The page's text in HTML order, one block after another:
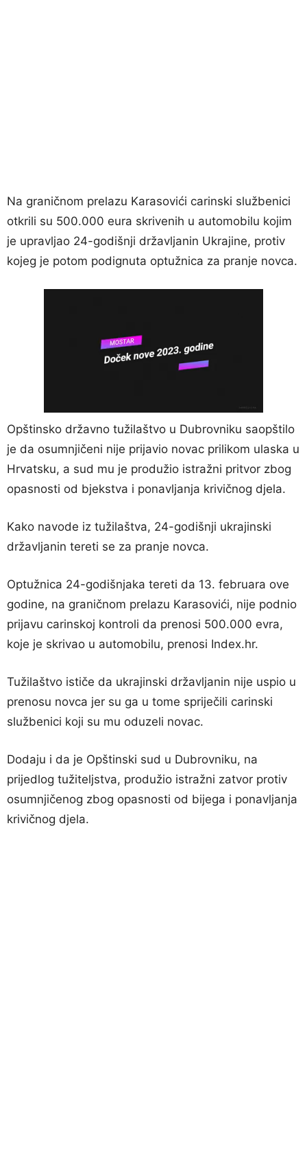
Na graničnom prelazu Karasovići carinski službenici
otkrili su 500.000 eura skrivenih u automobilu kojim
je upravljao 24-godišnji državljanin Ukrajine, protiv
kojeg je potom podignuta optužnica za pranje novca.
Opštinsko državno tužilaštvo u Dubrovniku saopštilo
je da osumnjičeni nije prijavio novac prilikom ulaska u
Hrvatsku, a sud mu je produžio istražni pritvor zbog
opasnosti od bjekstva i ponavljanja krivičnog djela.
Kako navode iz tužilaštva, 24-godišnji ukrajinski
državljanin tereti se za pranje novca.
Optužnica 24-godišnjaka tereti da 13. februara ove
godine, na graničnom prelazu Karasovići, nije podnio
prijavu carinskoj kontroli da prenosi 500.000 evra,
koje je skrivao u automobilu, prenosi Index.hr.
Tužilaštvo ističe da ukrajinski državljanin nije uspio u
prenosu novca jer su ga u tome spriječili carinski
službenici koji su mu oduzeli novac.
Dodaju i da je Opštinski sud u Dubrovniku, na
prijedlog tužiteljstva, produžio istražni zatvor protiv
osumnjičenog zbog opasnosti od bijega i ponavljanja
krivičnog djela.